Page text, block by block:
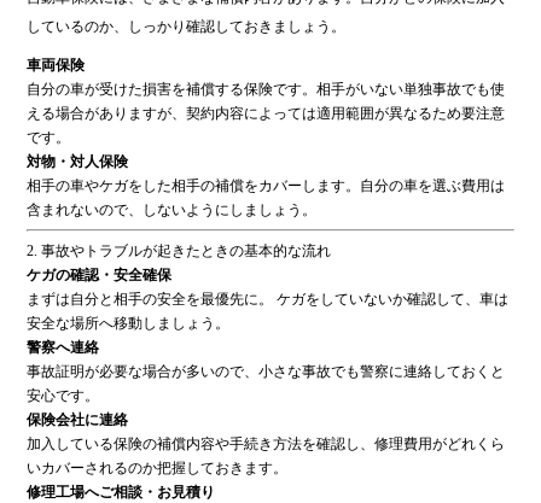
しているのか、しっかり確認しておきましょう。
車両保険
自分の車が受けた損害を補償する保険です。相手がいない単独事故でも使
える場合がありますが、契約内容によっては適用範囲が異なるため要注意
です。
対物・対人保険
相手の車やケガをした相手の補償をカバーします。自分の車を選ぶ費用は
含まれないので、しないようにしましょう。
2. 事故やトラブルが起きたときの基本的な流れ
ケガの確認・安全確保
まずは自分と相手の安全を最優先に。 ケガをしていないか確認して、車は
安全な場所へ移動しましょう。
警察へ連絡
事故証明が必要な場合が多いので、小さな事故でも警察に連絡しておくと
安心です。
保険会社に連絡
加入している保険の補償内容や手続き方法を確認し、修理費用がどれくら
いカバーされるのか把握しておきます。
修理工場へご相談・お見積り